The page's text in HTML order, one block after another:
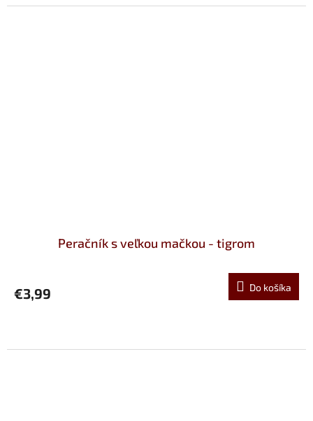
Peračník s veľkou mačkou - tigrom
€3,99 Do košíka